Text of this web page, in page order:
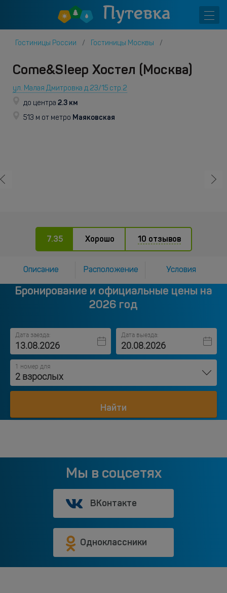
Гостиницы России Гостиницы Москвы
Come&Sleep Хостел (Москва)
ул. Малая Дмитровка д.23/15 стр.2
до центра 2.3 км
513 м от метро Маяковская
7.35 Хорошо 10 отзывов
Описание Расположение Условия
Бронирование и официальные цены на
2026 год
Дата заезда: Дата выезда:
1 номер для
2 взрослых
Найти
Мы в соцсетях
ВКонтакте
Одноклассники